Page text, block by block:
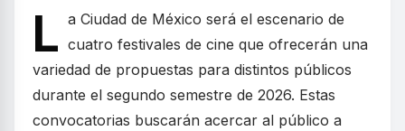
L a Ciudad de México será el escenario de
cuatro festivales de cine que ofrecerán una
variedad de propuestas para distintos públicos
durante el segundo semestre de 2026. Estas
convocatorias buscarán acercar al público a